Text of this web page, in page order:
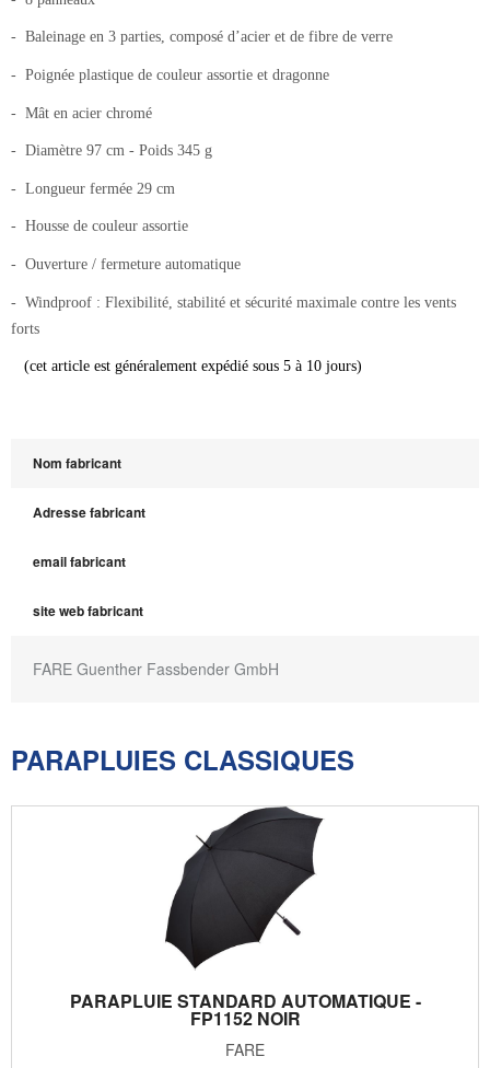
- Baleinage en 3 parties, composé d’acier et de fibre de verre
- Poignée plastique de couleur assortie et dragonne
- Mât en acier chromé
- Diamètre 97 cm - Poids 345 g
- Longueur fermée 29 cm
- Housse de couleur assortie
- Ouverture / fermeture automatique
- Windproof : Flexibilité, stabilité et sécurité maximale contre les vents
forts
(cet article est généralement expédié sous 5 à 10 jours)
Nom fabricant
Adresse fabricant
email fabricant
site web fabricant
FARE Guenther Fassbender GmbH
PARAPLUIES CLASSIQUES
PARAPLUIE STANDARD AUTOMATIQUE -
FP1152 NOIR
FARE